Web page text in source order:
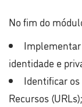
No fim do
identidade e
Identificar
Recursos (URLs);